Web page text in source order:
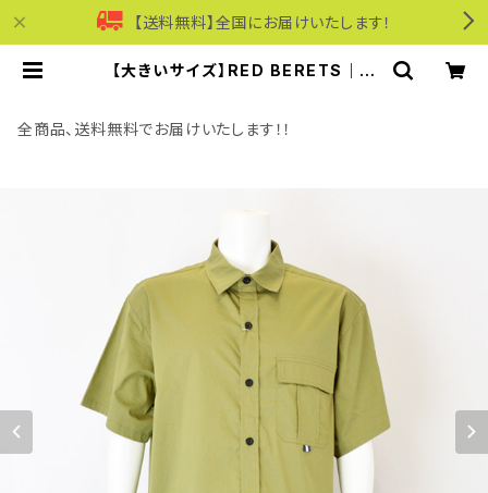
【送料無料】全国にお届けいたします！
【大きいサイズ】RED BERETS｜接
カーキー | モリワンワールドオンライ
ンショップ｜ビジネス・カジュアル
全商品、送料無料でお届けいたします！！